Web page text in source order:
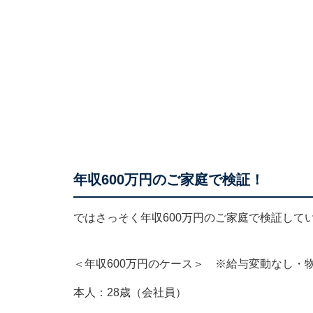
年収600万円のご家庭で検証！
ではさっそく年収600万円のご家庭で検証して
＜年収600万円のケース＞ ※給与変動なし・
本人：28歳（会社員）